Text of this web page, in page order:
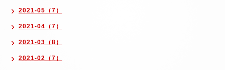
2021-05（7）
2021-04（7）
2021-03（8）
2021-02（7）